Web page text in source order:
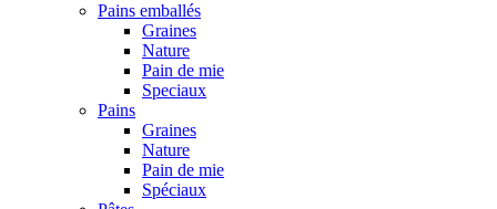
Pains emballés
Graines
Nature
Pain de mie
Speciaux
Pains
Graines
Nature
Pain de mie
Spéciaux